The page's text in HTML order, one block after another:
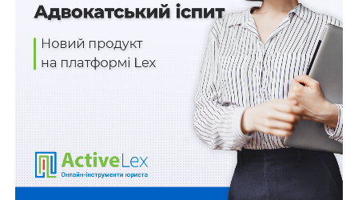
Воєнний стан. Всі нормативні матеріали,
алгоритми дій, роз’яснення, корисні ресурси.
Дозволено перевірки державних органів
Заборонено передання державних